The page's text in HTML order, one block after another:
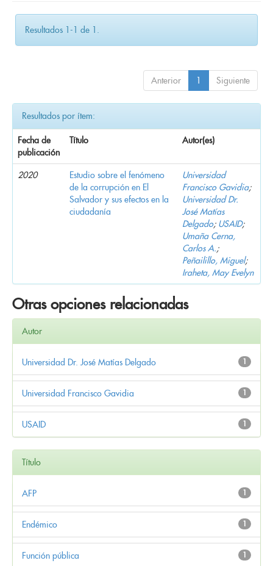
Resultados 1-1 de 1.
Anterior 1 Siguiente
Resultados por ítem:
Fecha de
publicación
Título Autor(es)
2020
Estudio sobre el fenómeno
de la corrupción en El
Salvador y sus efectos en la
ciudadanía
Universidad
Francisco Gavidia;
Universidad Dr.
José Matías
Delgado; USAID;
Umaña Cerna,
Carlos A.;
Peñailillo, Miguel;
Iraheta, May Evelyn
Otras opciones relacionadas
Autor
1
Universidad Dr. José Matías Delgado
1
Universidad Francisco Gavidia
1
USAID
Título
1
AFP
1
Endémico
1
Función pública